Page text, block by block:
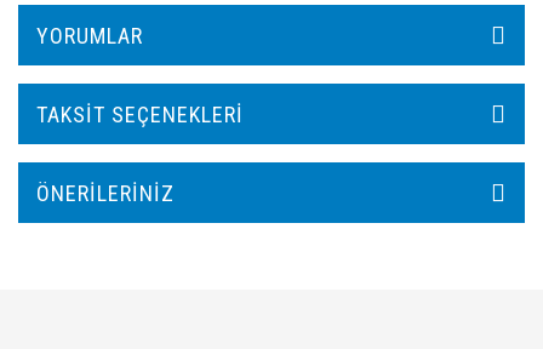
YORUMLAR
TAKSIT SEÇENEKLERI
ÖNERILERINIZ